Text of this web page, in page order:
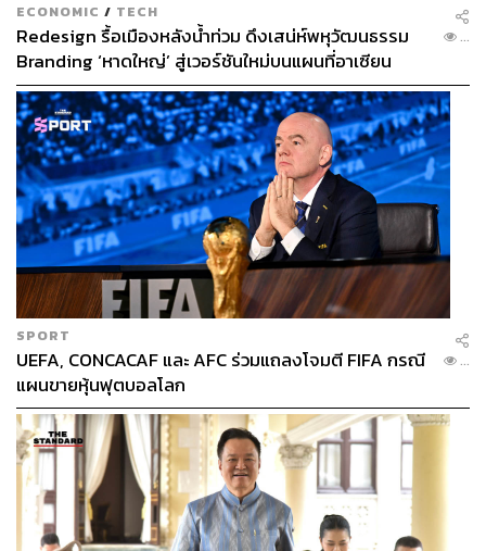
ECONOMIC / TECH
Redesign รื้อเมืองหลังน้ำท่วม ดึงเสน่ห์พหุวัฒนธรรม
Branding ‘หาดใหญ่’ สู่เวอร์ชันใหม่บนแผนที่อาเซียน
...
SPORT
UEFA, CONCACAF และ AFC ร่วมแถลงโจมตี FIFA กรณี
แผนขายหุ้นฟุตบอลโลก
...